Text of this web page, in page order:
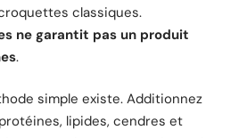
classiques.
ne garantit pas un produit
.
simple existe. Additionnez
lipides, cendres et